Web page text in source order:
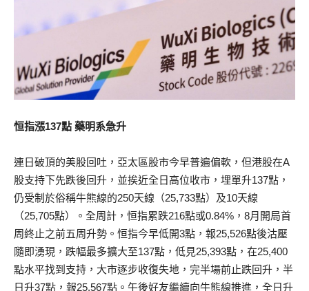
恒指漲137點 藥明系急升
連日破頂的美股回吐，亞太區股市今早普遍偏軟，但港股在A
股支持下先跌後回升，並挨近全日高位收市，埋單升137點，
仍受制於俗稱牛熊線的250天線（25,733點）及10天線
（25,705點）。全周計，恒指累跌216點或0.84%，8月開局首
周終止之前五周升勢。恒指今早低開3點，報25,526點後沽壓
隨即湧現，跌幅最多擴大至137點，低見25,393點，在25,400
點水平找到支持，大市逐步收復失地，完半場前止跌回升，半
日升37點，報25,567點。午後好友繼續向牛熊線推進，全日升